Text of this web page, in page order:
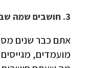
3. חושבים שמה שבא טוב לכם, בא טוב גם לאחרים-
אתם כבר שנים
מועמדים,